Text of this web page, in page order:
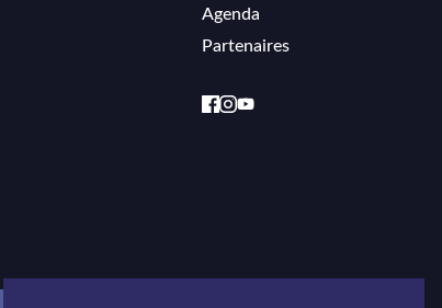
Agenda
Partenaires